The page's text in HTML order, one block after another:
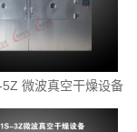
微波真空干燥设备